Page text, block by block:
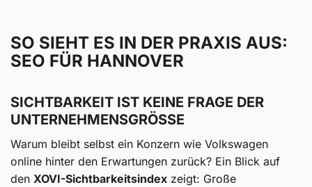
SO SIEHT ES IN DER PRAXIS AUS:
SEO FÜR HANNOVER
SICHTBARKEIT IST KEINE FRAGE DER
UNTERNEHMENSGRÖSSE
Warum bleibt selbst ein Konzern wie Volkswagen
online hinter den Erwartungen zurück? Ein Blick auf
den XOVI-Sichtbarkeitsindex zeigt: Große